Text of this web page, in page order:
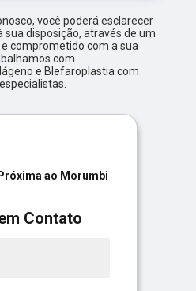
você poderá esclarecer
sua disposição, através de um
comprometido com a sua
com
e Blefaroplastia com
Contato
ao Morumbi